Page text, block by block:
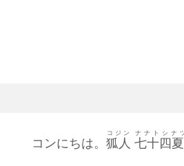
コンにちは。 狐人
コジン
七十四
ナナトシナ